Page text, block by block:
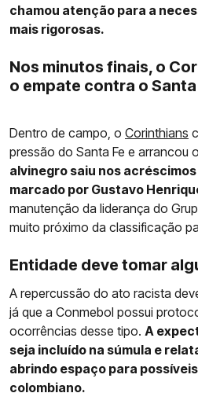
chamou atenção para a
mais rigorosas.
Nos minutos finais, o
o empate contra o Santa
Dentro de campo, o Corinthians
pressão do Santa Fe e arrancou
alvinegro saiu nos
marcado por Gustavo
manutenção da liderança do
muito próximo da classificação
Entidade deve tomar
A repercussão do ato racista
já que a Conmebol possui
ocorrências desse tipo. A
seja incluído na súmula e
abrindo espaço para
colombiano.